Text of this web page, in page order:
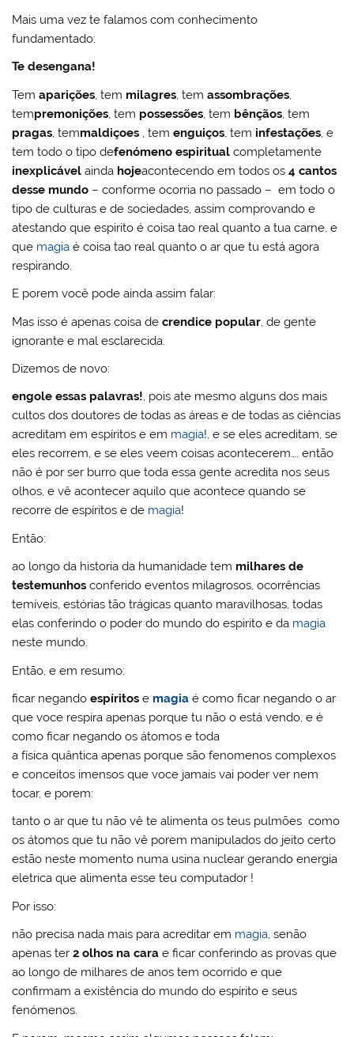
Mais uma vez te falamos com conhecimento
fundamentado:
Te desengana!
Temaparições, tem milagres, temassombrações,
tempremonições, tem possessões, tem bênçãos, tem
pragas, temmaldiçoes , temenguiços, tem infestações, e
tem todo o tipo defenómeno espiritual completamente
inexplicável ainda hojeacontecendo em todos os4 cantos
desse mundo – conforme ocorria no passado – em todo o
tipo de culturas e de sociedades, assim comprovando e
atestando que espirito é coisa tao real quanto a tua carne, e
que magia é coisa tao real quanto o ar que tu está agora
respirando.
E porem você pode ainda assim falar:
Mas isso é apenas coisa decrendice popular, de gente
ignorante e mal esclarecida.
Dizemos de novo:
engole essas palavras!, pois ate mesmo alguns dos mais
cultos dos doutores de todas as áreas e de todas as ciências
acreditam em espíritos e em magia!, e se eles acreditam, se
eles recorrem, e se eles veem coisas acontecerem…. então
não é por ser burro que toda essa gente acredita nos seus
olhos, e vê acontecer aquilo que acontece quando se
recorre de espíritos e de magia!
Então:
ao longo da historia da humanidade tem milhares de
testemunhosconferido eventos milagrosos, ocorrências
temíveis, estórias tão trágicas quanto maravilhosas, todas
elas conferindo o poder do mundo do espirito e da magia
neste mundo.
Então, e em resumo:
ficar negandoespíritos e magia é como ficar negando o ar
que voce respira apenas porque tu não o está vendo, e é
como ficar negando os átomos e toda
a física quântica apenas porque são fenomenos complexos
e conceitos imensos que voce jamais vai poder ver nem
tocar, e porem:
tanto o ar que tu não vê te alimenta os teus pulmões como
os átomos que tu não vê porem manipulados do jeito certo
estão neste momento numa usina nuclear gerando energia
eletrica que alimenta esse teu computador !
Por isso:
não precisa nada mais para acreditar em magia, senão
apenas ter2 olhos na cara e ficar conferindo as provas que
ao longo de milhares de anos tem ocorrido e que
confirmam a existência do mundo do espírito e seus
fenómenos.